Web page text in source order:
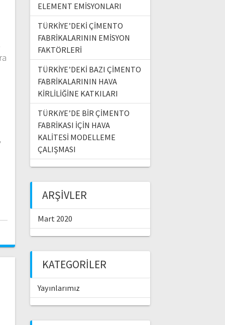
ELEMENT EMİSYONLARI
TÜRKİYE’DEKİ ÇİMENTO
FABRİKALARININ EMİSYON
FAKTÖRLERİ
TÜRKİYE’DEKİ BAZI ÇİMENTO
FABRİKALARININ HAVA
KİRLİLİĞİNE KATKILARI
TÜRKiYE’DE BİR ÇİMENTO
FABRİKASI İÇİN HAVA
KALİTESİ MODELLEME
ÇALIŞMASI
ARŞIVLER
Mart 2020
KATEGORILER
Yayınlarımız